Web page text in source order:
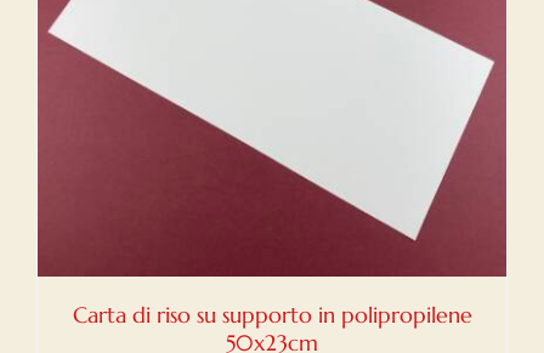
Carta di riso su supporto in polipropilene
50x23cm